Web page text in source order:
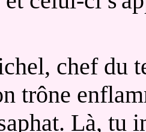
chef du
trône
Là, tu